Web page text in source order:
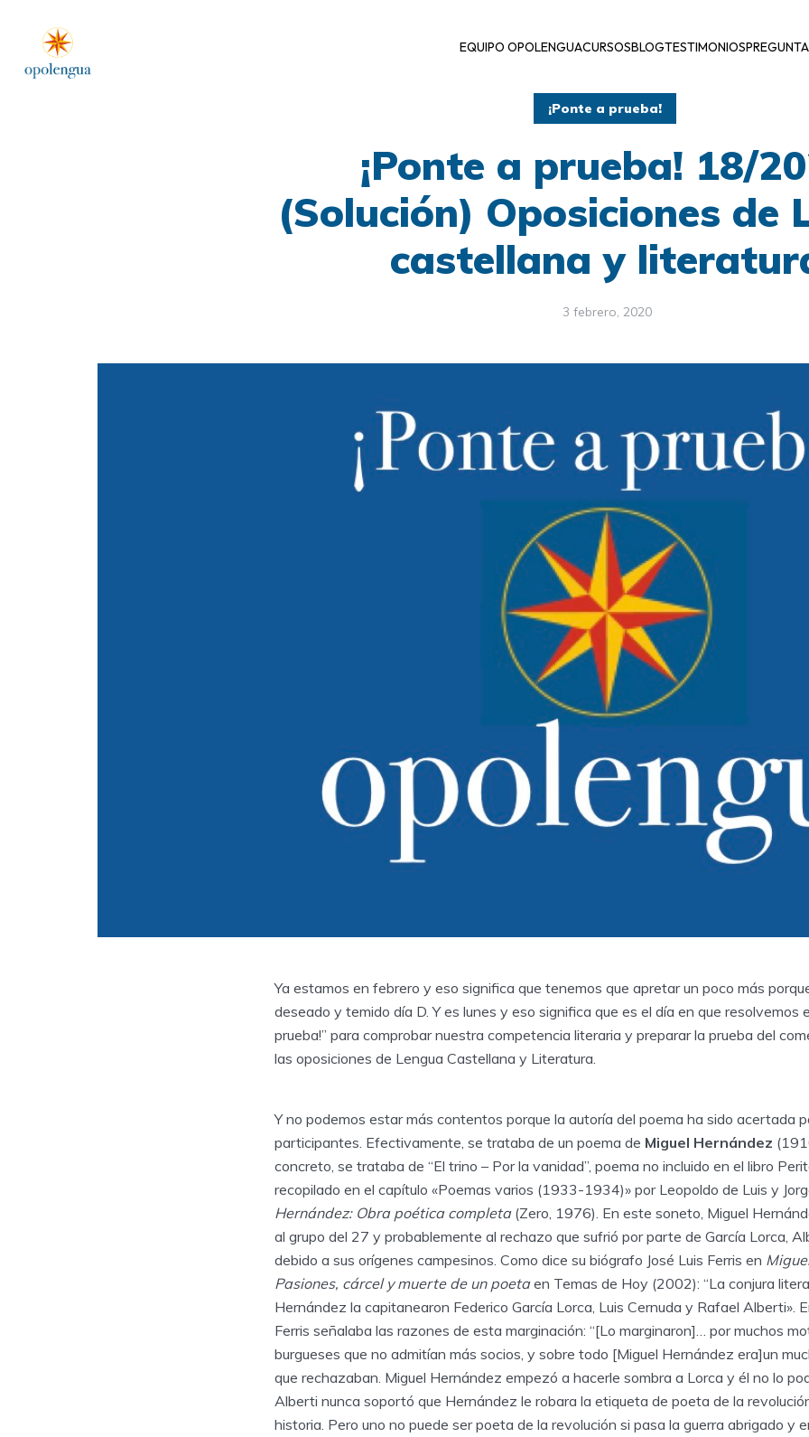
EQUIPO OPOLENGUACURSOSBLOGTESTIMONIOS
¡Ponte a prueba!
¡Ponte a prueba! 18/
(Solución) Oposiciones de
castellana y
3 febrero, 2020
Ya estamos en febrero y eso significa que tenemos que apretar un poco más
deseado y temido día D. Y es lunes y eso significa que es el día en que resolvemos
prueba!” para comprobar nuestra competencia literaria y preparar la prueba del
las oposiciones de Lengua Castellana y Literatura.
Y no podemos estar más contentos porque la autoría del poema ha sido acertada
participantes. Efectivamente, se trataba de un poema de Miguel Hernández
concreto, se trataba de “El trino – Por la vanidad”, poema no incluido en el libro
recopilado en el capítulo «Poemas varios (1933-1934)» por Leopoldo de Luis y
Hernández: Obra poética completa(Zero, 1976). En este soneto, Miguel
al grupo del 27 y probablemente al rechazo que sufrió por parte de García Lorca,
debido a sus orígenes campesinos. Como dice su biógrafo José Luis Ferris en
Pasiones, cárcel y muerte de un poetaen Temas de Hoy (2002): “La conjura
Hernández la capitanearon Federico García Lorca, Luis Cernuda y Rafael Alberti».
Ferris señalaba las razones de esta marginación: “[Lo marginaron]… por muchos
burgueses que no admitían más socios, y sobre todo [Miguel Hernández era]un
que rechazaban. Miguel Hernández empezó a hacerle sombra a Lorca y él no lo
Alberti nunca soportó que Hernández le robara la etiqueta de poeta de la
historia. Pero uno no puede ser poeta de la revolución si pasa la guerra abrigado y